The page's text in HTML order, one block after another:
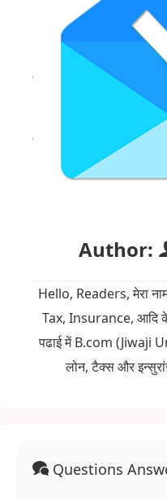
Author:
Hello, Readers, मेरा
Tax, Insurance, आदि के
पढाई में B.com (Jiwaji
लोन, टैक्स और
Questions